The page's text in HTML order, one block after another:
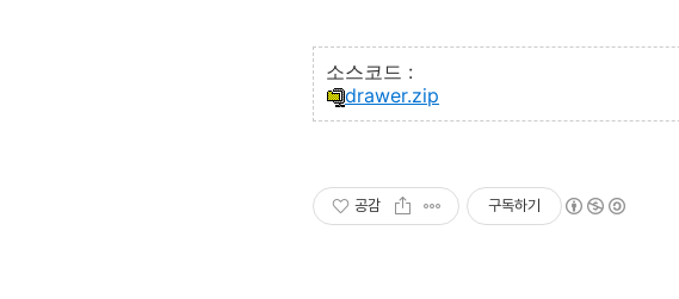
소스코드 :
drawer.zip
공감 구독하기